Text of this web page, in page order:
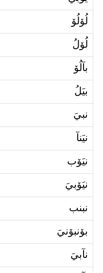
لُۆلُۆ
لُۆلُ
بآلُۆ
بيَلُ
نبيَ
نيَنآ
نيَۆب
نيَۆبيَ
نبنب
بۆنبۆنيَ
نآبيَ